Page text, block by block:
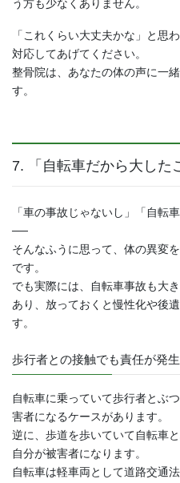
う方も少なくありません。
「これくらい大丈夫かな」と思
対応してあげてください。
整骨院は、あなたの体の声に一
す。
7. 「自転車だから大した
「車の事故じゃないし」「自転
──
そんなふうに思って、体の異変
です。
でも実際には、自転車事故も大
あり、放っておくと慢性化や後
す。
歩行者との接触でも責任が発
自転車に乗っていて歩行者とぶ
害者になるケースがあります。
逆に、歩道を歩いていて自転車
自分が被害者になります。
自転車は軽車両として道路交通